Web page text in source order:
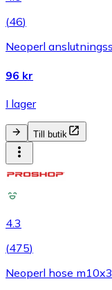
(46)
Neoperl
96 kr
I lager
Till butik
4.3
(475)
Neoperl hose